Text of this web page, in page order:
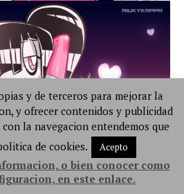
y de terceros para mejorar la
y ofrecer contenidos y publicidad
la navegacion entendemos que
de cookies.
Acepto
o bien conocer como
en este enlace.